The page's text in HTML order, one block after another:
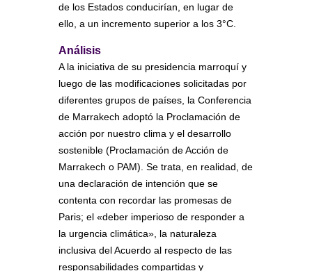
de los Estados conducirían, en lugar de
ello, a un incremento superior a los 3°C.
Análisis
A la iniciativa de su presidencia marroquí y
luego de las modificaciones solicitadas por
diferentes grupos de países, la Conferencia
de Marrakech adoptó la Proclamación de
acción por nuestro clima y el desarrollo
sostenible (Proclamación de Acción de
Marrakech o PAM). Se trata, en realidad, de
una declaración de intención que se
contenta con recordar las promesas de
Paris; el «deber imperioso de responder a
la urgencia climática», la naturaleza
inclusiva del Acuerdo al respecto de las
responsabilidades compartidas y